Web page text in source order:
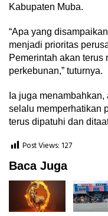
Kabupaten Muba.
“Apa yang
menjadi prioritas
Pemerintah akan
perkebunan,” tuturnya.
Ia juga
selalu memperhatikan
terus dipatuhi dan
Post Views: 127
Baca Juga